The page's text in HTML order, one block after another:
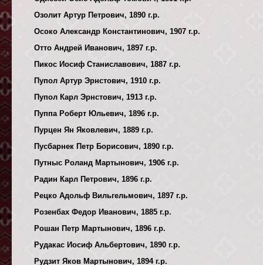
Озолит Артур Петрович, 1890 г.р.
Осоко Александр Константинович, 1907 г.р.
Отто Андрей Иванович, 1897 г.р.
Пикос Иосиф Станиславович, 1887 г.р.
Пупол Артур Эрнстович, 1910 г.р.
Пупол Карл Эрнстович, 1913 г.р.
Пуппа Роберт Юльевич, 1896 г.р.
Пурцен Ян Яковлевич, 1889 г.р.
Пусбарнек Петр Борисович, 1890 г.р.
Путныс Роланд Мартынович, 1906 г.р.
Радин Карл Петрович, 1896 г.р.
Рецко Адольф Вильгельмович, 1897 г.р.
Розенбах Федор Иванович, 1885 г.р.
Рошан Петр Мартынович, 1896 г.р.
Рудакас Иосиф Альбертович, 1890 г.р.
Рудзит Яков Мартынович, 1894 г.р.